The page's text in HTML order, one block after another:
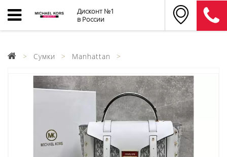
Дисконт №1
в России
Сумки Manhattan